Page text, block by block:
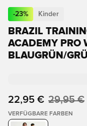
-23% Kinder
BRAZIL
ACADEMY PRO
BLAUGRÜN/
22,95 € 29,95 €
VERFÜGBARE FARBEN